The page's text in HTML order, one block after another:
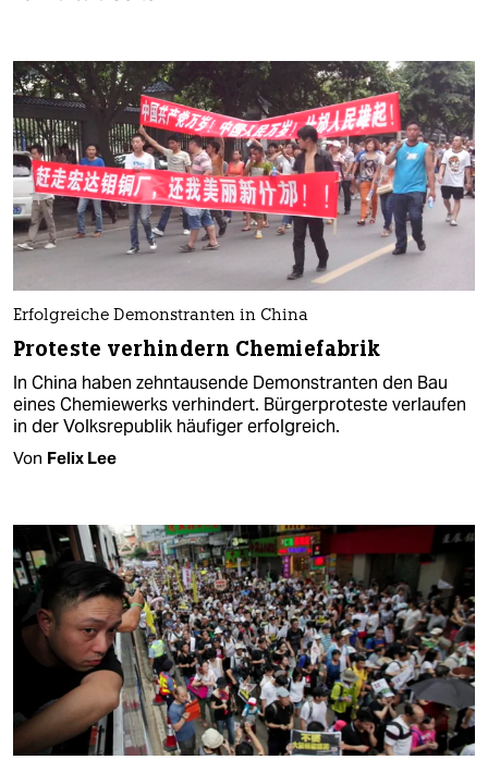
Erfolgreiche Demonstranten in China
Proteste verhindern Chemiefabrik
In China haben zehntausende Demonstranten den Bau
eines Chemiewerks verhindert. Bürgerproteste verlaufen
in der Volksrepublik häufiger erfolgreich.
Von Felix Lee